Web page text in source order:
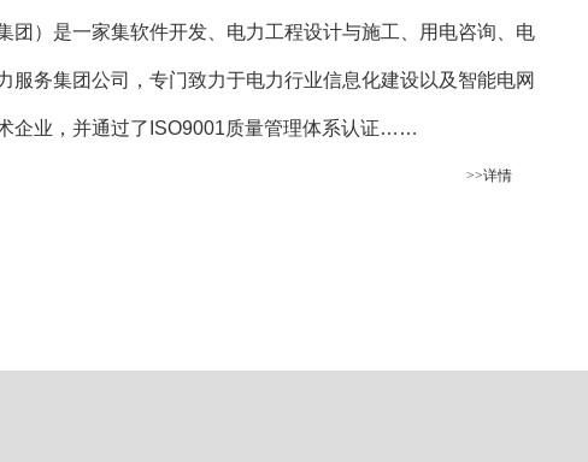
团）是一家集软件开发、电力工程设计与施工、用电咨询、电
服务集团公司，专门致力于电力行业信息化建设以及智能电网
企业，并通过了ISO9001质量管理体系认证……
>>详情